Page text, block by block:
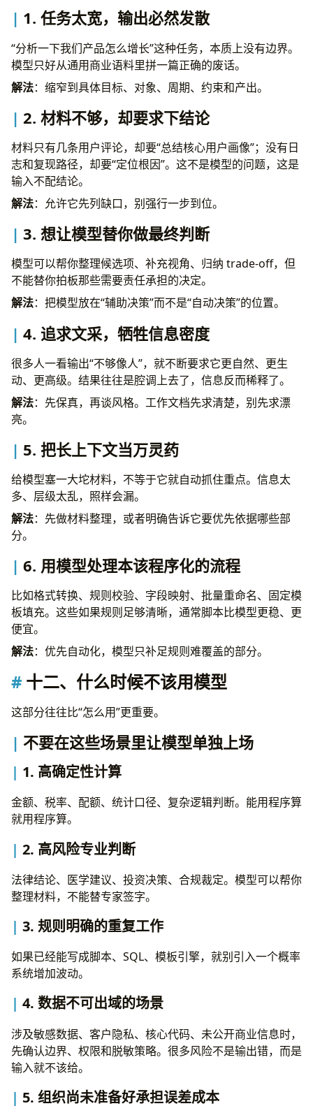
1. 任务太宽，输出必然发散
“分析一下我们产品怎么增长”这种任务，本质上没有边界。
模型只好从通用商业语料里拼一篇正确的废话。
解法：缩窄到具体目标、对象、周期、约束和产出。
2. 材料不够，却要求下结论
材料只有几条用户评论，却要“总结核心用户画像”；没有日
志和复现路径，却要“定位根因”。这不是模型的问题，这是
输入不配结论。
解法：允许它先列缺口，别强行一步到位。
3. 想让模型替你做最终判断
模型可以帮你整理候选项、补充视角、归纳 trade-off，但
不能替你拍板那些需要责任承担的决定。
解法：把模型放在“辅助决策”而不是“自动决策”的位置。
4. 追求文采，牺牲信息密度
很多人一看输出“不够像人”，就不断要求它更自然、更生
动、更高级。结果往往是腔调上去了，信息反而稀释了。
解法：先保真，再谈风格。工作文档先求清楚，别先求漂
亮。
5. 把长上下文当万灵药
给模型塞一大坨材料，不等于它就自动抓住重点。信息太
多、层级太乱，照样会漏。
解法：先做材料整理，或者明确告诉它要优先依据哪些部
分。
6. 用模型处理本该程序化的流程
比如格式转换、规则校验、字段映射、批量重命名、固定模
板填充。这些如果规则足够清晰，通常脚本比模型更稳、更
便宜。
解法：优先自动化，模型只补足规则难覆盖的部分。
十二、什么时候不该用模型
这部分往往比“怎么用”更重要。
不要在这些场景里让模型单独上场
1. 高确定性计算
金额、税率、配额、统计口径、复杂逻辑判断。能用程序算
就用程序算。
2. 高风险专业判断
法律结论、医学建议、投资决策、合规裁定。模型可以帮你
整理材料，不能替专家签字。
3. 规则明确的重复工作
如果已经能写成脚本、SQL、模板引擎，就别引入一个概率
系统增加波动。
4. 数据不可出域的场景
涉及敏感数据、客户隐私、核心代码、未公开商业信息时，
先确认边界、权限和脱敏策略。很多风险不是输出错，而是
输入就不该给。
5. 组织尚未准备好承担误差成本